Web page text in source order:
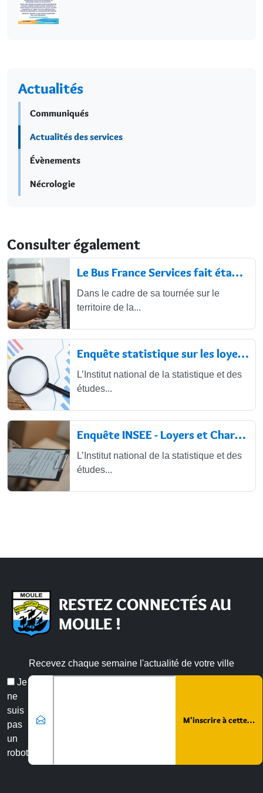
Actualités
Communiqués
Actualités des services
Évènements
Nécrologie
Consulter également
Le Bus France Services fait étape au...
Dans le cadre de sa tournée sur le
territoire de la...
Enquête statistique sur les loyers et...
L’Institut national de la statistique et des
études...
Enquête INSEE - Loyers et Charges
L’Institut national de la statistique et des
études...
RESTEZ CONNECTÉS AU
MOULE !
Recevez chaque semaine l'actualité de votre ville
Je
ne
suis
pas
un
robot
Veuillez laisser ce champ vide :
Email